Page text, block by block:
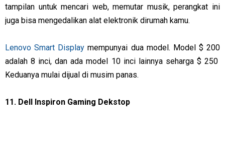
tampilan untuk mencari web, memutar musik, perangkat ini
juga bisa mengedalikan alat elektronik dirumah kamu.
Lenovo Smart Display mempunyai dua model. Model $ 200
adalah 8 inci, dan ada model 10 inci lainnya seharga $ 250
Keduanya mulai dijual di musim panas.
11. Dell Inspiron Gaming Dekstop